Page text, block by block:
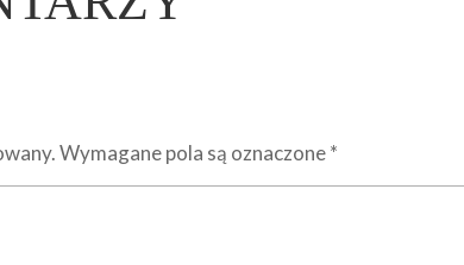
Wymagane pola są oznaczone*